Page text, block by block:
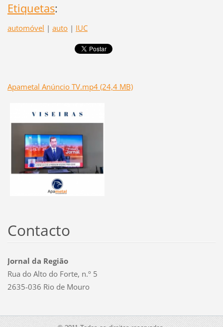
Etiquetas:
automóvel | auto | IUC
Apametal Anúncio TV.mp4 (24,4 MB)
Contacto
Jornal da Região
Rua do Alto do Forte, n.º 5
2635-036 Rio de Mouro